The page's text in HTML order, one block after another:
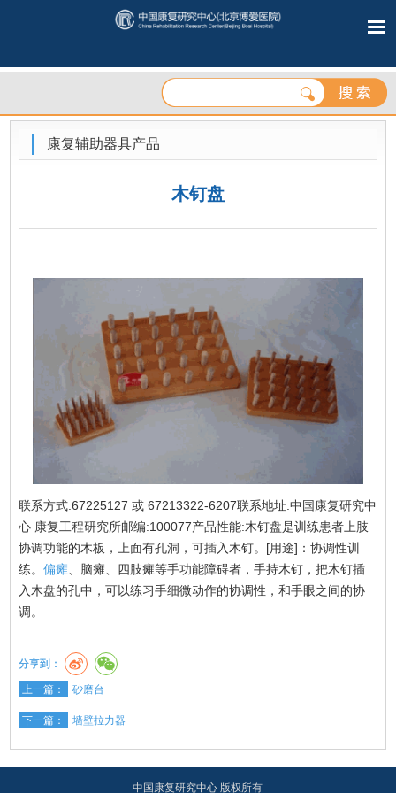
康复辅助器具产品
木钉盘
联系方式:67225127 或 67213322-6207联系地址:中国康复研究中
心 康复工程研究所邮编:100077产品性能:木钉盘是训练患者上肢
协调功能的木板，上面有孔洞，可插入木钉。[用途]：协调性训
练。偏瘫、脑瘫、四肢瘫等手功能障碍者，手持木钉，把木钉插
入木盘的孔中，可以练习手细微动作的协调性，和手眼之间的协
调。
分享到：
上一篇： 砂磨台
下一篇： 墙壁拉力器
中国康复研究中心 版权所有